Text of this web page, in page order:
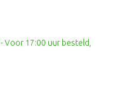
- Voor 17:00 uur besteld,